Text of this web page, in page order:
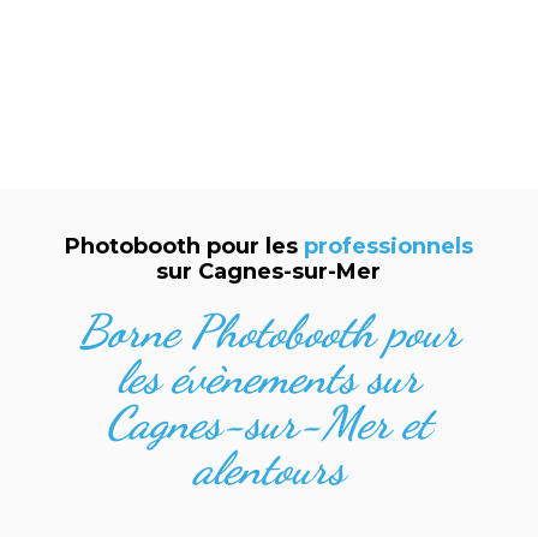
Photobooth pour les professionnels
sur Cagnes-sur-Mer
Borne Photobooth pour
les évènements sur
Cagnes-sur-Mer et
alentours